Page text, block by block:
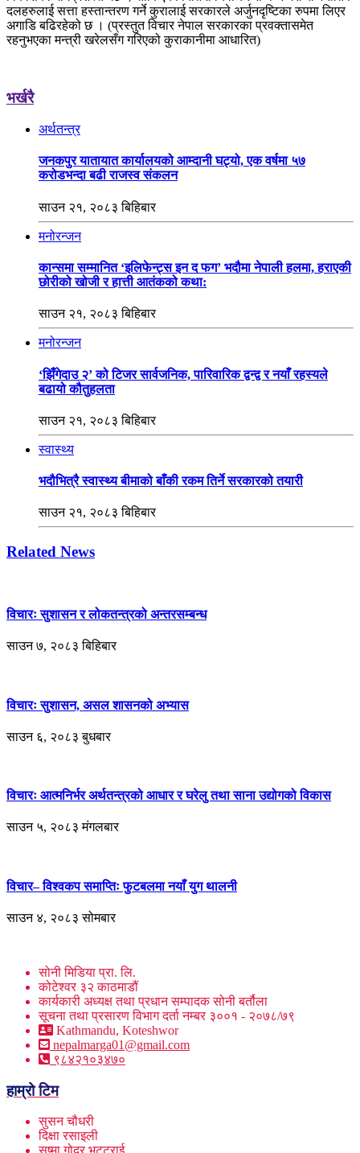
दलहरुलाई सत्ता हस्तान्तरण गर्ने कुरालाई सरकारले अर्जुनदृष्टिका रुपमा लिएर
अगाडि बढिरहेको छ । (प्रस्तुत विचार नेपाल सरकारका प्रवक्तासमेत
रहनुभएका मन्त्री खरेलसँग गरिएको कुराकानीमा आधारित)
भर्खरै
अर्थतन्त्र
जनकपुर यातायात कार्यालयको आम्दानी घट्यो, एक वर्षमा ५७
करोडभन्दा बढी राजस्व संकलन
साउन २१, २०८३ बिहिबार
मनोरन्जन
कान्समा सम्मानित ‘इलिफेन्ट्स इन द फग’ भदौमा नेपाली हलमा, हराएकी
छोरीको खोजी र हात्ती आतंकको कथा:
साउन २१, २०८३ बिहिबार
मनोरन्जन
‘झिँगेदाउ २’ को टिजर सार्वजनिक, पारिवारिक द्वन्द्व र नयाँ रहस्यले
बढायो कौतुहलता
साउन २१, २०८३ बिहिबार
स्वास्थ्य
भदौभित्रै स्वास्थ्य बीमाको बाँकी रकम तिर्ने सरकारको तयारी
साउन २१, २०८३ बिहिबार
Related News
विचारः सुशासन र लोकतन्त्रको अन्तरसम्बन्ध
साउन ७, २०८३ बिहिबार
विचारः सुशासन, असल शासनको अभ्यास
साउन ६, २०८३ बुधबार
विचारः आत्मनिर्भर अर्थतन्त्रको आधार र घरेलु तथा साना उद्योगको विकास
साउन ५, २०८३ मंगलबार
विचार– विश्वकप समाप्तिः फुटबलमा नयाँ युग थालनी
साउन ४, २०८३ सोमबार
सोनी मिडिया प्रा. लि.
कोटेश्वर ३२ काठमाडौं
कार्यकारी अध्यक्ष तथा प्रधान सम्पादक सोनी बर्तौला
सूचना तथा प्रसारण विभाग दर्ता नम्बर ३००१ - २०७८/७९
Kathmandu, Koteshwor
nepalmarga01@gmail.com
९८४२१०३४७०
हाम्रो टिम
सुसन चौधरी
दिक्षा रसाइली